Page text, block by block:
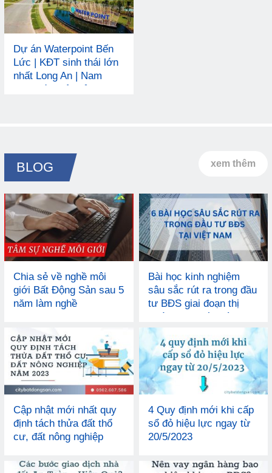
Dự án Waterpoint Bến
Lức | KĐT sinh thái lớn
nhất Long An | Nam
Long và Nhật Bản
BLOG xem thêm
Chia sẻ về nghề môi
giới Bất Động Sản sau 5
năm làm nghề
Bài học kinh nghiệm
sâu sắc rút ra trong đầu
tư BĐS giai đoạn thị
trường đi xuống từ
tháng 6/2022
Cập nhật mới nhất quy
định tách thửa đất thổ
cư, đất nông nghiệp
4 Quy định mới khi cấp
sổ đỏ hiệu lực ngay từ
20/5/2023